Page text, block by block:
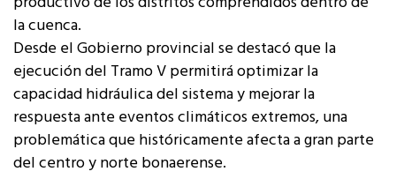
la cuenca.
Desde el Gobierno provincial se destacó que la
ejecución del Tramo V permitirá optimizar la
capacidad hidráulica del sistema y mejorar la
respuesta ante eventos climáticos extremos, una
problemática que históricamente afecta a gran parte
del centro y norte bonaerense.